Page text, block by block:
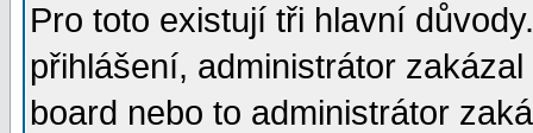
Pro toto existují tři hlavní
přihlášení, administrátor
board nebo to administrátor